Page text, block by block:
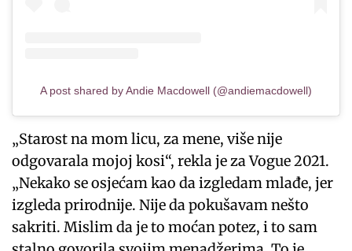
A post shared by Andie Macdowell (@andiemacdowell)
„Starost na mom licu, za mene, više nije
odgovarala mojoj kosi“, rekla je za Vogue 2021.
„Nekako se osjećam kao da izgledam mlađe, jer
izgleda prirodnije. Nije da pokušavam nešto
sakriti. Mislim da je to moćan potez, i to sam